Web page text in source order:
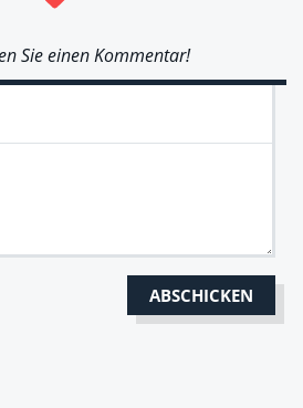
Sie einen Kommentar!